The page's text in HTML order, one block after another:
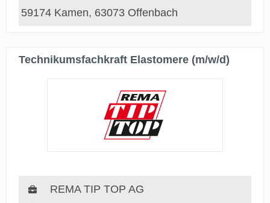
59174 Kamen, 63073 Offenbach
Technikumsfachkraft Elastomere (m/w/d)
REMA TIP TOP AG